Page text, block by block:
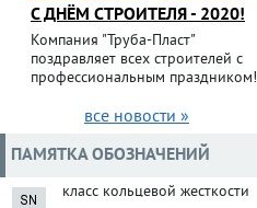
С ДНЁМ СТРОИТЕЛЯ - 2020!
Компания "Труба-Пласт"
поздравляет всех строителей с
профессиональным праздником!
все новости »
ПАМЯТКА ОБОЗНАЧЕНИЙ
класс кольцевой жесткости